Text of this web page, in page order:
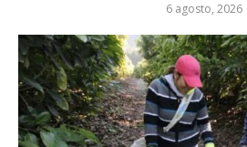
6 agosto, 2026